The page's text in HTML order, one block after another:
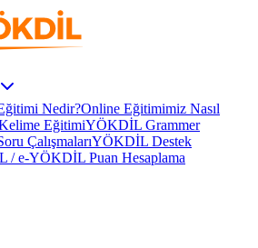
Nedir?Online Eğitimimiz Nasıl
EğitimiYÖKDİL Grammer
ÇalışmalarıYÖKDİL Destek
/ e-YÖKDİL Puan Hesaplama